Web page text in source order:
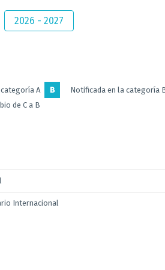
2026 - 2027
A B Notificada en la categoría
de C a B
Internacional